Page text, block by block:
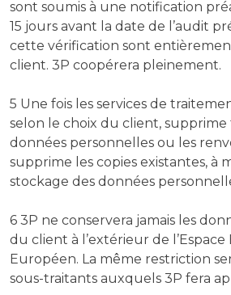
sont soumis à une notification
15 jours avant la date de l’audit
cette vérification sont
client. 3P coopérera pleinement.
5 Une fois les services de
selon le choix du client, supprime
données personnelles ou les
supprime les copies existantes, à
stockage des données
6 3P ne conservera jamais les
du client à l’extérieur de
Européen. La même restriction
sous-traitants auxquels 3P fera